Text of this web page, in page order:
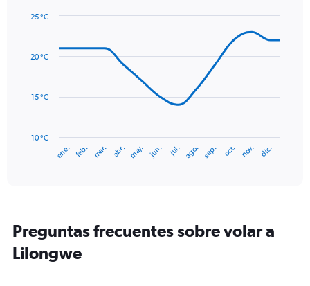
axis
Range:
240.
with
14
has
14
categories.
The
ene. feb. mar. abr. may. jun. jul. ago. sep. oct. nov. dic.
10 °C
15 °C
20 °C
25 °C
Preguntas frecuentes sobre volar a
Lilongwe